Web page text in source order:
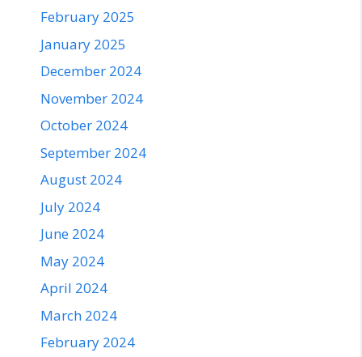
February 2025
January 2025
December 2024
November 2024
October 2024
September 2024
August 2024
July 2024
June 2024
May 2024
April 2024
March 2024
February 2024